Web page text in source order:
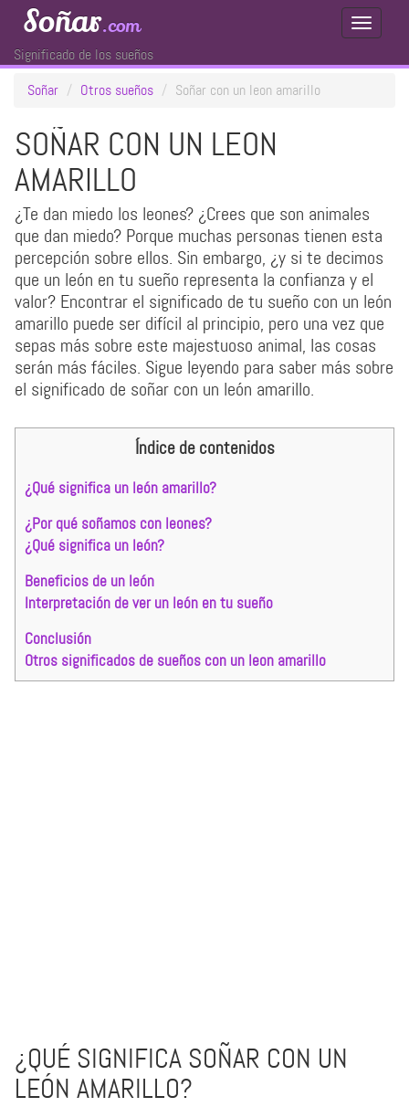
Toggle
Soñar.com
Significado de los sueños
Soñar
Otros sueños Soñar con un leon amarillo
SOÑAR CON UN LEON
AMARILLO
¿Te dan miedo los leones? ¿Crees que son animales
que dan miedo? Porque muchas personas tienen esta
percepción sobre ellos. Sin embargo, ¿y si te decimos
que un león en tu sueño representa la confianza y el
valor? Encontrar el significado de tu sueño con un león
amarillo puede ser difícil al principio, pero una vez que
sepas más sobre este majestuoso animal, las cosas
serán más fáciles. Sigue leyendo para saber más sobre
el significado de soñar con un león amarillo.
Índice de contenidos
¿Qué significa un león amarillo?
¿Por qué soñamos con leones?
¿Qué significa un león?
Beneficios de un león
Interpretación de ver un león en tu sueño
Conclusión
Otros significados de sueños con un leon amarillo
¿QUÉ SIGNIFICA SOÑAR CON UN
LEÓN AMARILLO?